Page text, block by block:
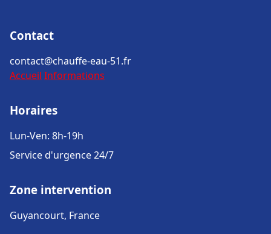
Contact
contact@chauffe-eau-51.fr
Accueil Informations
Horaires
Lun-Ven: 8h-19h
Service d'urgence 24/7
Zone intervention
Guyancourt, France